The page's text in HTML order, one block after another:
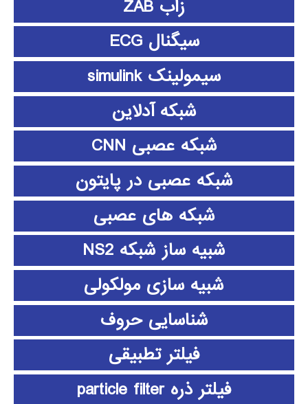
زاب ZAB
سیگنال ECG
سیمولینک simulink
شبکه آدلاین
شبکه عصبی CNN
شبکه عصبی در پایتون
شبکه های عصبی
شبیه ساز شبکه NS2
شبیه سازی مولکولی
شناسایی حروف
فیلتر تطبیقی
فیلتر ذره particle filter